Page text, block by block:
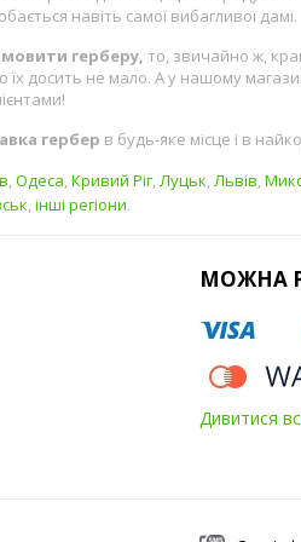
навіть самої вибагливої дамі.
герберу, то, звичайно ж,
їх досить не мало. А у нашому
гербер в будь-яке місце і в
,Одеса,Кривий Ріг,Луцьк,Львів,
,інші регіони.
МОЖНА
Дивитися